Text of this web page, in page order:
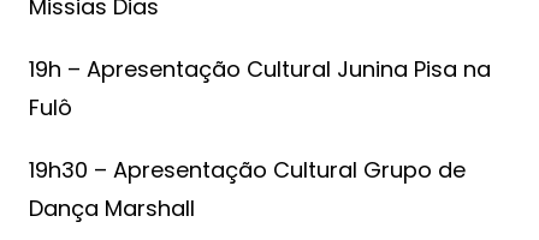
Missias Dias
19h – Apresentação Cultural Junina Pisa na
Fulô
19h30 – Apresentação Cultural Grupo de
Dança Marshall